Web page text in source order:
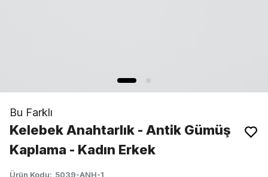
Bu Farklı
Kelebek Anahtarlık - Antik Gümüş
Kaplama - Kadın Erkek
Ürün Kodu: 5039-ANH-1